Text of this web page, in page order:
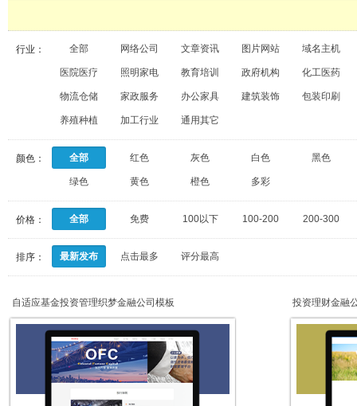
行业： 全部 网络公司 文章资讯 图片网站 域名主机
医院医疗 照明家电 教育培训 政府机构 化工医药
物流仓储 家政服务 办公家具 建筑装饰 包装印刷
养殖种植 加工行业 通用其它
颜色： 全部 红色 灰色 白色 黑色
绿色 黄色 橙色 多彩
价格： 全部 免费 100以下 100-200 200-300
排序： 最新发布 点击最多 评分最高
自适应基金投资管理织梦金融公司模板 投资理财金融